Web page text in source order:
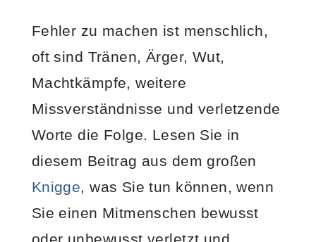
Fehler zu machen ist menschlich,
oft sind Tränen, Ärger, Wut,
Machtkämpfe, weitere
Missverständnisse und verletzende
Worte die Folge. Lesen Sie in
diesem Beitrag aus dem großen
Knigge, was Sie tun können, wenn
Sie einen Mitmenschen bewusst
oder unbewusst verletzt und